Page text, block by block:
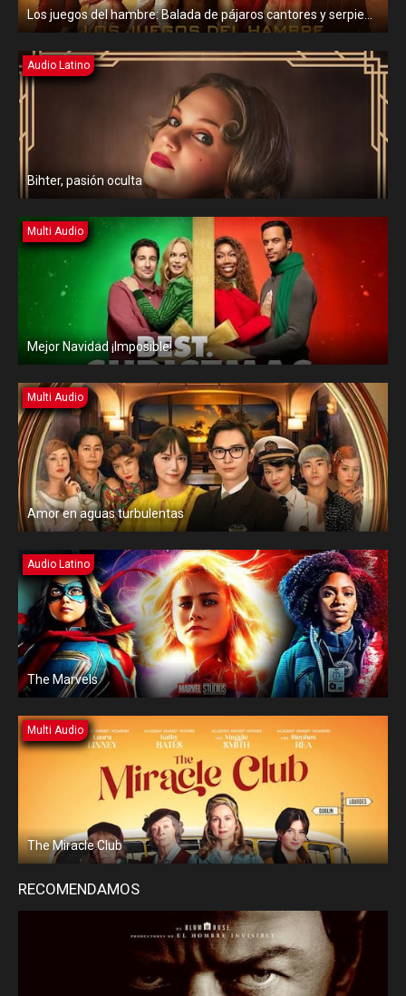
Los juegos del hambre: Balada de pájaros cantores y serpientes
Audio Latino
Bihter, pasión oculta
Multi Audio
Mejor Navidad ¡Imposible!
Multi Audio
Amor en aguas turbulentas
Audio Latino
The Marvels
Multi Audio
The Miracle Club
RECOMENDAMOS